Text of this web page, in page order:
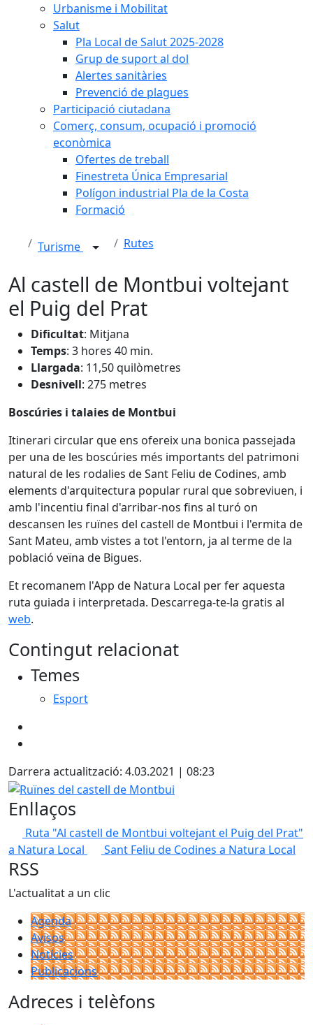
Urbanisme i Mobilitat
Salut
Pla Local de Salut 2025-2028
Grup de suport al dol
Alertes sanitàries
Prevenció de plagues
Participació ciutadana
Comerç, consum, ocupació i promoció
econòmica
Ofertes de treball
Finestreta Única Empresarial
Polígon industrial Pla de la Costa
Formació
Turisme Rutes
Al castell de Montbui voltejant
el Puig del Prat
Dificultat: Mitjana
Temps: 3 hores 40 min.
Llargada: 11,50 quilòmetres
Desnivell: 275 metres
Boscúries i talaies de Montbui
Itinerari circular que ens ofereix una bonica passejada
per una de les boscúries més importants del patrimoni
natural de les rodalies de Sant Feliu de Codines, amb
elements d'arquitectura popular rural que sobreviuen, i
amb l'incentiu final d'arribar-nos fins al turó on
descansen les ruïnes del castell de Montbui i l'ermita de
Sant Mateu, amb vistes a tot l'entorn, ja al terme de la
població veïna de Bigues.
Et recomanem l'App de Natura Local per fer aquesta
ruta guiada i interpretada. Descarrega-te-la gratis al
web.
Contingut relacionat
Temes
Esport
Darrera actualització: 4.03.2021 | 08:23
Ruïnes del castell de Montbui
Enllaços
Ruta "Al castell de Montbui voltejant el Puig del Prat"
a Natura Local
Sant Feliu de Codines a Natura Local
RSS
L'actualitat a un clic
Agenda
Avisos
Notícies
Publicacions
Adreces i telèfons